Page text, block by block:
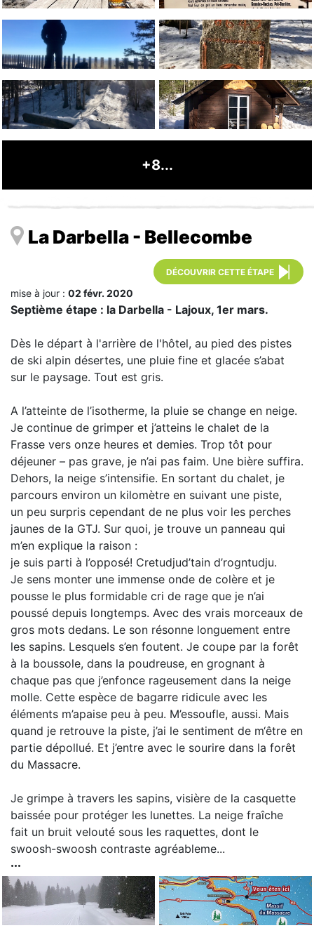
+8...
La Darbella - Bellecombe
DÉCOUVRIR CETTE ÉTAPE
mise à jour : 02 févr. 2020
Septième étape : la Darbella - Lajoux, 1er mars.
Dès le départ à l'arrière de l'hôtel, au pied des pistes
de ski alpin désertes, une pluie fine et glacée s’abat
sur le paysage. Tout est gris.
A l’atteinte de l’isotherme, la pluie se change en neige.
Je continue de grimper et j’atteins le chalet de la
Frasse vers onze heures et demies. Trop tôt pour
déjeuner – pas grave, je n’ai pas faim. Une bière suffira.
Dehors, la neige s’intensifie. En sortant du chalet, je
parcours environ un kilomètre en suivant une piste,
un peu surpris cependant de ne plus voir les perches
jaunes de la GTJ. Sur quoi, je trouve un panneau qui
m’en explique la raison :
je suis parti à l’opposé! Cretudjud’tain d’rogntudju.
Je sens monter une immense onde de colère et je
pousse le plus formidable cri de rage que je n’ai
poussé depuis longtemps. Avec des vrais morceaux de
gros mots dedans. Le son résonne longuement entre
les sapins. Lesquels s’en foutent. Je coupe par la forêt
à la boussole, dans la poudreuse, en grognant à
chaque pas que j’enfonce rageusement dans la neige
molle. Cette espèce de bagarre ridicule avec les
éléments m’apaise peu à peu. M’essoufle, aussi. Mais
quand je retrouve la piste, j’ai le sentiment de m‘être en
partie dépollué. Et j’entre avec le sourire dans la forêt
du Massacre.
Je grimpe à travers les sapins, visière de la casquette
baissée pour protéger les lunettes. La neige fraîche
fait un bruit velouté sous les raquettes, dont le
swoosh-swoosh contraste agréableme...